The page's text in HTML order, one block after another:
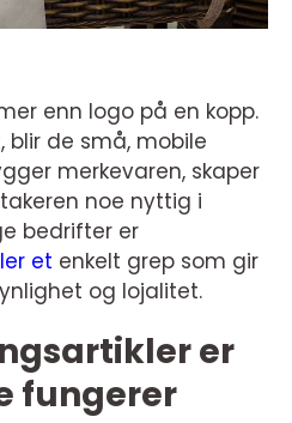
enn logo på en kopp.
blir de små, mobile
merkevaren, skaper
noe nyttig i
bedrifter er
et enkelt grep som gir
og lojalitet.
er
fungerer